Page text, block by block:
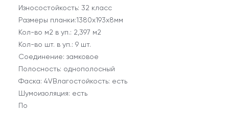
Износостойкость: 32 класс
Размеры планки:1380х193x8мм
Кол-во м2 в уп.: 2,397 м2
Кол-во шт. в уп.: 9 шт.
Соединение: замковое
Полосность: однополосный
Фаска: 4VВлагостойкость: есть
Шумоизоляция: есть
По